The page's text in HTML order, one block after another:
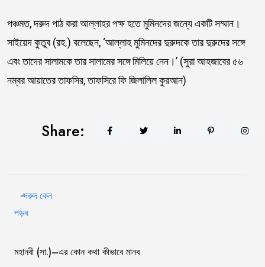
পঞ্চমত, দরুদ পাঠ করা আল্লাহর পক্ষ হতে মুমিনদের জন্যে একটি সম্মান।
সাইয়েদ কুতুব (রহ.) বলেছেন, ‘আল্লাহ মুমিনদের দুরুদকে তার দুরুদের সঙ্গে
এবং তাদের সালামকে তার সালামের সঙ্গে মিলিয়ে নেন।’ (সুরা আহজাবের ৫৬
নম্বর আয়াতের তাফসির, তাফসিরে ফি জিলালিল কুরআন)
Share:
মহানবী (সা.)–এর কোন কথা কীভাবে মানব